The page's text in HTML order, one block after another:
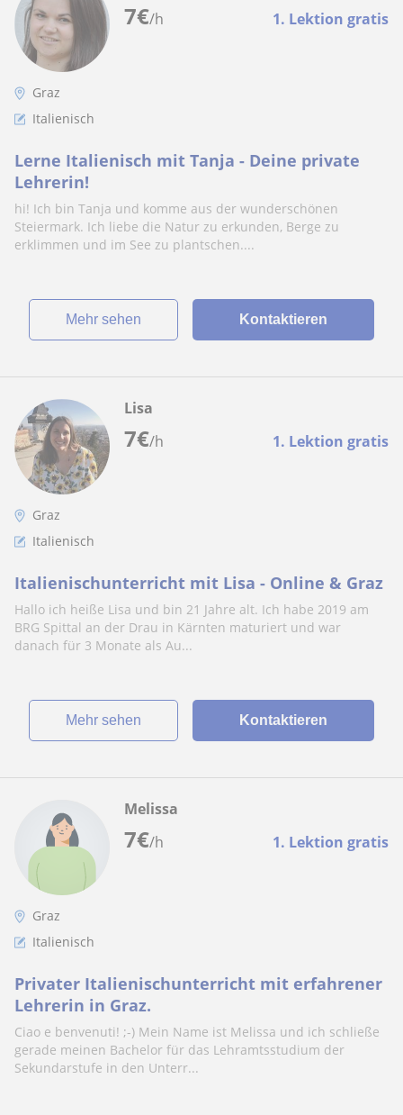
7€/h 1. Lektion gratis
Graz
Italienisch
Lerne Italienisch mit Tanja - Deine private
Lehrerin!
hi! Ich bin Tanja und komme aus der wunderschönen
Steiermark. Ich liebe die Natur zu erkunden, Berge zu
erklimmen und im See zu plantschen....
Mehr sehen Kontaktieren
7€/h 1. Lektion gratis
Lisa
Graz
Italienisch
Italienischunterricht mit Lisa - Online & Graz
Hallo ich heiße Lisa und bin 21 Jahre alt. Ich habe 2019 am
BRG Spittal an der Drau in Kärnten maturiert und war
danach für 3 Monate als Au...
Mehr sehen Kontaktieren
7€/h 1. Lektion gratis
Melissa
Graz
Italienisch
Privater Italienischunterricht mit erfahrener
Lehrerin in Graz.
Ciao e benvenuti! ;-) Mein Name ist Melissa und ich schließe
gerade meinen Bachelor für das Lehramtsstudium der
Sekundarstufe in den Unterr...